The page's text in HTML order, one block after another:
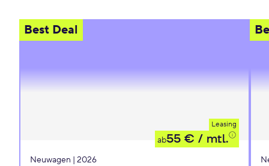
Best Deal
Leasing
ab55 € / mtl.
Neuwagen | 2026